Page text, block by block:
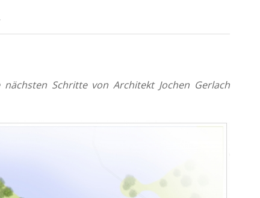
Schritte von Architekt Jochen Gerlach